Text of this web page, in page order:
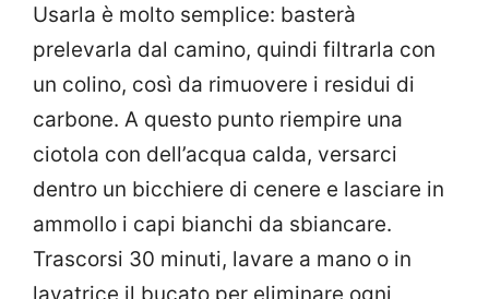
Usarla è molto semplice: basterà
prelevarla dal camino, quindi filtrarla con
un colino, così da rimuovere i residui di
carbone. A questo punto riempire una
ciotola con dell’acqua calda, versarci
dentro un bicchiere di cenere e lasciare in
ammollo i capi bianchi da sbiancare.
Trascorsi 30 minuti, lavare a mano o in
lavatrice il bucato per eliminare ogni